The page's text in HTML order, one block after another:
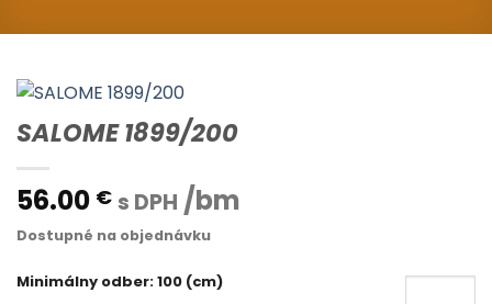
SALOME 1899/200
56.00 € s DPH /bm
Dostupné na objednávku
Minimálny odber: 100 (cm)